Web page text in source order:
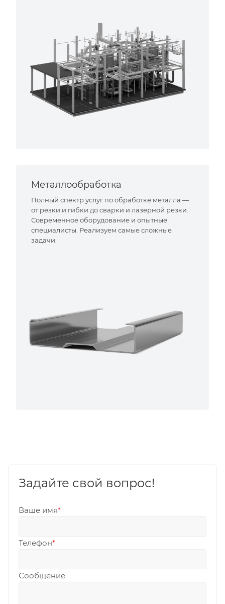
Металлообработка
Полный спектр услуг по обработке металла —
от резки и гибки до сварки и лазерной резки.
Современное оборудование и опытные
специалисты. Реализуем самые сложные
задачи.
Задайте свой вопрос!
Ваше имя*
Телефон*
Сообщение